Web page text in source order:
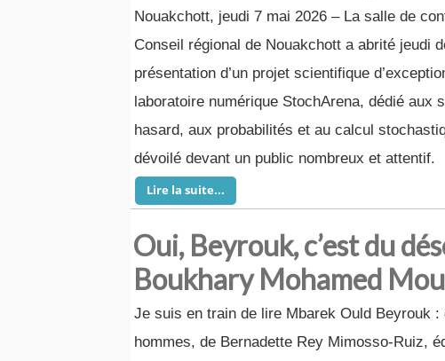
Nouakchott, jeudi 7 mai 2026 – La salle de
Conseil régional de Nouakchott a abrité jeudi
présentation d’un projet scientifique
laboratoire numérique StochArena, dédié aux
hasard, aux probabilités et au calcul
dévoilé devant un public nombreux et attentif.
Lire la suite...
Oui, Beyrouk, c’est du
Boukhary Mohamed
Je suis en train de lire Mbarek Ould Beyrouk :
hommes, de Bernadette Rey Mimosso-Ruiz,